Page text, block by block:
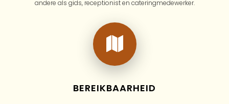
andere als gids, receptionist en cateringmedewerker.
BEREIKBAARHEID